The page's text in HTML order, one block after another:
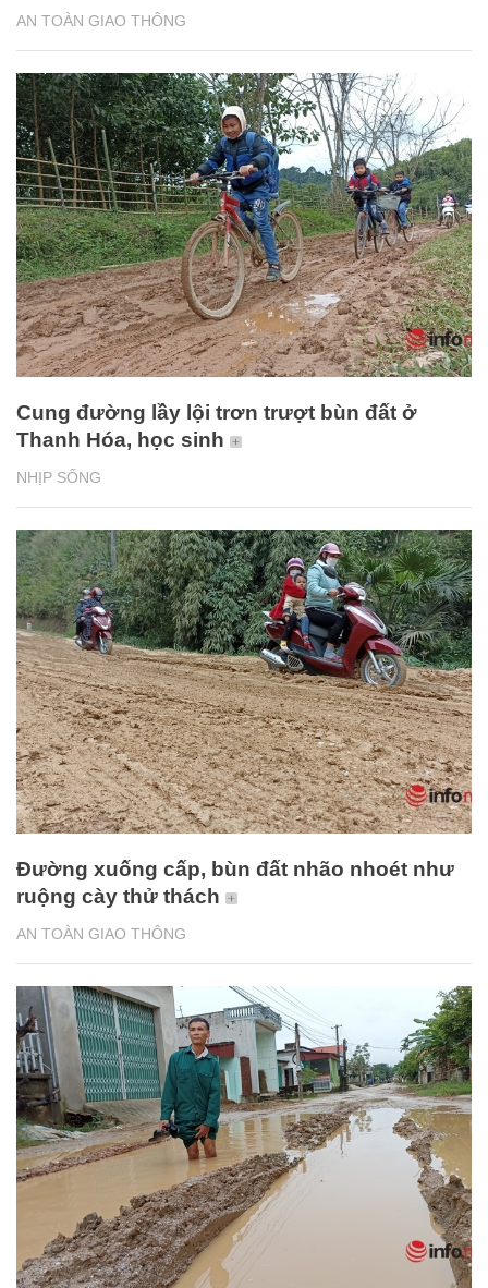
AN TOÀN GIAO THÔNG
NHỊP SỐNG
Cung đường lầy lội trơn trượt bùn đất ở
Thanh Hóa, học sinh
AN TOÀN GIAO THÔNG
Đường xuống cấp, bùn đất nhão nhoét như
ruộng cày thử thách